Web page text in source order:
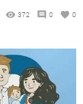
372 0 0